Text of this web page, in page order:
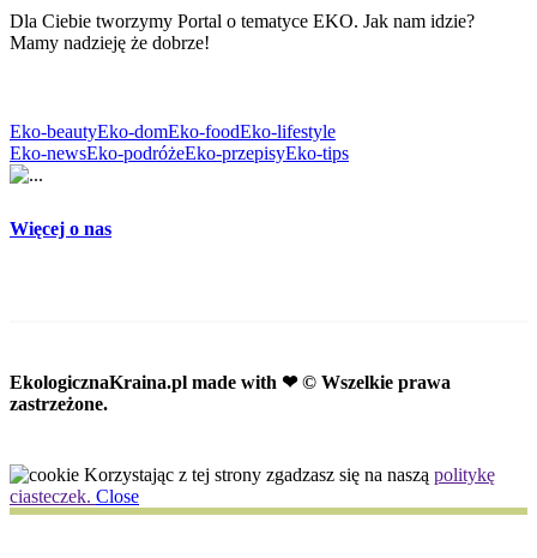
Dla Ciebie tworzymy Portal o tematyce EKO. Jak nam idzie?
Mamy nadzieję że dobrze!
Eko-beautyEko-domEko-foodEko-lifestyle
Eko-newsEko-podróżeEko-przepisyEko-tips
Więcej o nas
EkologicznaKraina.pl made with ❤ © Wszelkie prawa
zastrzeżone.
Korzystając z tej strony zgadzasz się na naszą politykę
ciasteczek. Close